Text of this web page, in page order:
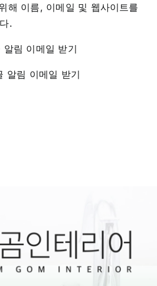
해 이름, 이메일 및 웹사이트를
.
알림 이메일 받기
알림 이메일 받기